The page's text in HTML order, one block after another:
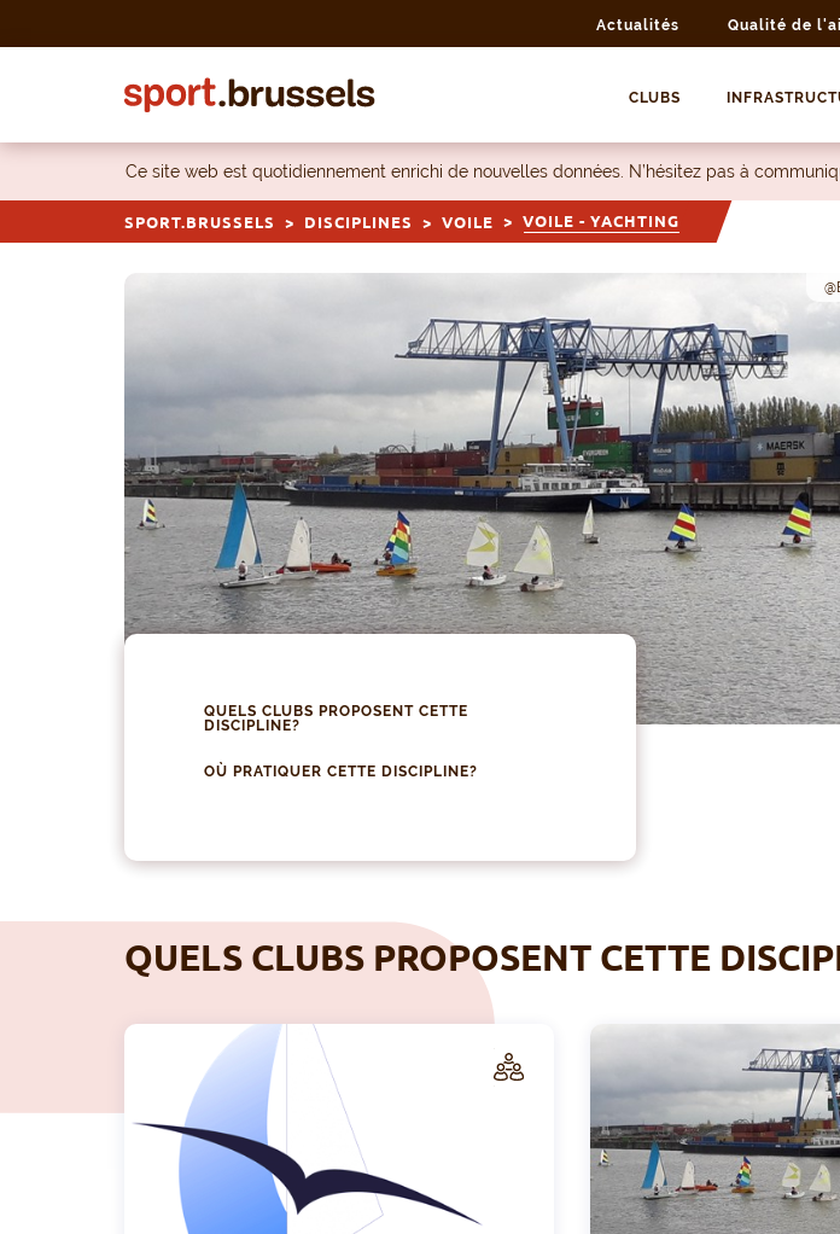
Actualités Qualité de
CLUBS
Ce site web est quotidiennement enrichi de nouvelles données. N’hésitez pas à
SPORT.BRUSSELS DISCIPLINES VOILE VOILE - YACHTING
QUELS CLUBS PROPOSENT CETTE
DISCIPLINE?
OÙ PRATIQUER CETTE DISCIPLINE?
QUELS CLUBS PROPOSENT CETTE